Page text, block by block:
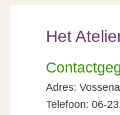
Het
Adres:
Telefoon: 06-